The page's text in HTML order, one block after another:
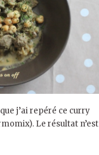
j’ai repéré ce curry
Le résultat n’est